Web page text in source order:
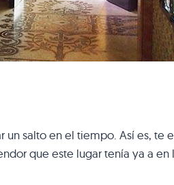
un salto en el tiempo. Así es,
que este lugar tenía ya a en